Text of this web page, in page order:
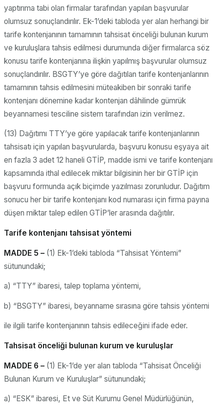
yaptırıma tabi olan firmalar tarafından yapılan başvurular
olumsuz sonuçlandırılır. Ek-1’deki tabloda yer alan herhangi bir
tarife kontenjanının tamamının tahsisat önceliği bulunan kurum
ve kuruluşlara tahsis edilmesi durumunda diğer firmalarca söz
konusu tarife kontenjanına ilişkin yapılmış başvurular olumsuz
sonuçlandırılır. BSGTY’ye göre dağıtılan tarife kontenjanlarının
tamamının tahsis edilmesini müteakiben bir sonraki tarife
kontenjanı dönemine kadar kontenjan dâhilinde gümrük
beyannamesi tesciline sistem tarafından izin verilmez.
(13) Dağıtımı TTY’ye göre yapılacak tarife kontenjanlarının
tahsisatı için yapılan başvurularda, başvuru konusu eşyaya ait
en fazla 3 adet 12 haneli GTİP, madde ismi ve tarife kontenjanı
kapsamında ithal edilecek miktar bilgisinin her bir GTİP için
başvuru formunda açık biçimde yazılması zorunludur. Dağıtım
sonucu her bir tarife kontenjanı kod numarası için firma payına
düşen miktar talep edilen GTİP’ler arasında dağıtılır.
Tarife kontenjanı tahsisat yöntemi
MADDE 5 – (1) Ek-1’deki tabloda “Tahsisat Yöntemi”
sütunundaki;
a) “TTY” ibaresi, talep toplama yöntemi,
b) “BSGTY” ibaresi, beyanname sırasına göre tahsis yöntemi
ile ilgili tarife kontenjanının tahsis edileceğini ifade eder.
Tahsisat önceliği bulunan kurum ve kuruluşlar
MADDE 6 – (1) Ek-1’de yer alan tabloda “Tahsisat Önceliği
Bulunan Kurum ve Kuruluşlar” sütunundaki;
a) “ESK” ibaresi, Et ve Süt Kurumu Genel Müdürlüğünün,